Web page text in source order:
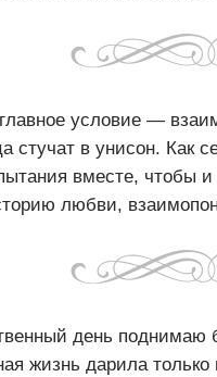
условие —
стучат в унисон. Как
вместе, чтобы
любви,
день
жизнь дарила